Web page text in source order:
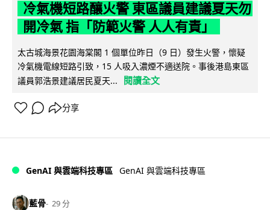
冷氣機短路釀火警 東區議員建議夏天勿
開冷氣 指「防範火警 人人有責」
太古城海景花園海棠閣 1 個單位昨日（9 日）發生火警，懷疑
冷氣機電線短路引致，15 人吸入濃煙不適送院。事後港島東區
議員郭浩景建議居民夏天...
閱讀全文
分享
GenAI 與雲端科技專區 GenAI 與雲端科技專區
藍骨 29 分